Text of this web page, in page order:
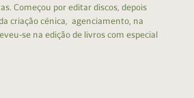
Começou por editar discos, depois
criação cénica, agenciamento, na
se na edição de livros com especial